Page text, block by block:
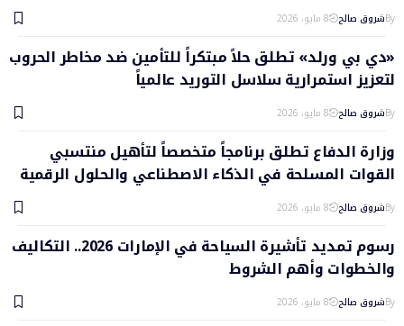
Byشروق صالح 8 مايو، 2026
«دي بي ورلد» تطلق حلاً مبتكراً للتأمين ضد مخاطر الحروب
لتعزيز استمرارية سلاسل التوريد عالمياً
Byشروق صالح 8 مايو، 2026
وزارة الدفاع تطلق برنامجاً متخصصاً لتأهيل منتسبي
القوات المسلحة في الذكاء الاصطناعي والحلول الرقمية
Byشروق صالح 8 مايو، 2026
رسوم تمديد تأشيرة السياحة في الإمارات 2026.. التكاليف
والخطوات وأهم الشروط
Byشروق صالح 8 مايو، 2026